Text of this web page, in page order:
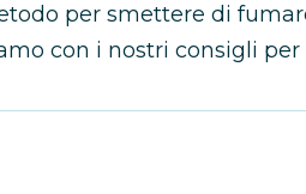
per smettere di
con i nostri consigli per